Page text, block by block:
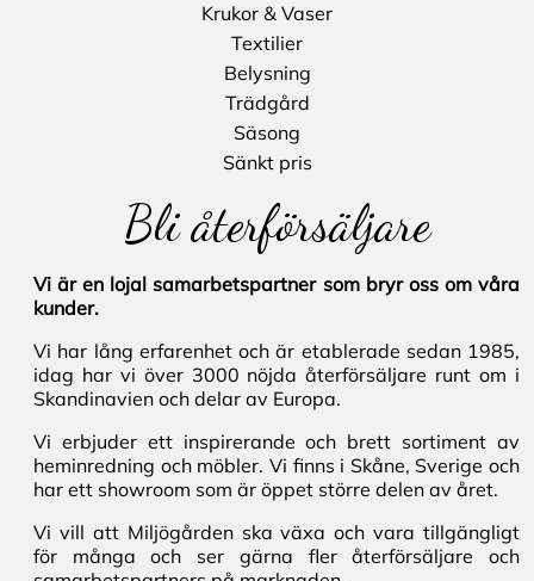
Krukor & Vaser
Textilier
Belysning
Trädgård
Säsong
Sänkt pris
Bli återförsäljare
Vi är en lojal samarbetspartner som bryr oss om våra
kunder.
Vi har lång erfarenhet och är etablerade sedan 1985,
idag har vi över 3000 nöjda återförsäljare runt om i
Skandinavien och delar av Europa.
Vi erbjuder ett inspirerande och brett sortiment av
heminredning och möbler. Vi finns i Skåne, Sverige och
har ett showroom som är öppet större delen av året.
Vi vill att Miljögården ska växa och vara tillgängligt
för många och ser gärna fler återförsäljare och